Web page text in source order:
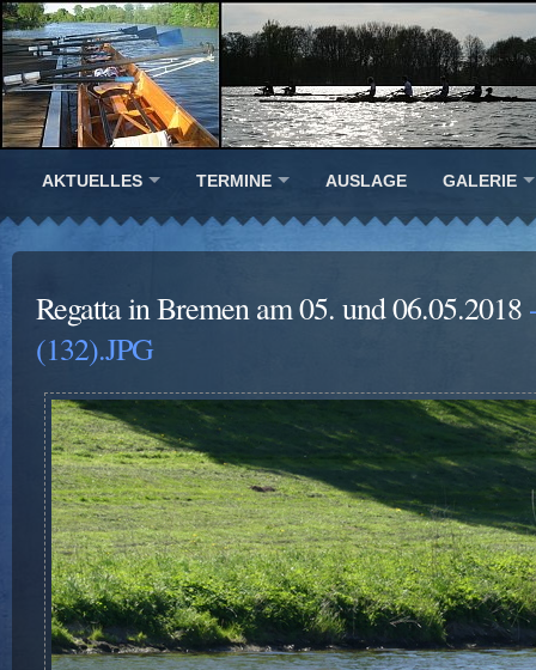
AKTUELLES TERMINE AUSLAGE GALERIE
Regatta in Bremen am 05. und 06.05.2018
(132).JPG